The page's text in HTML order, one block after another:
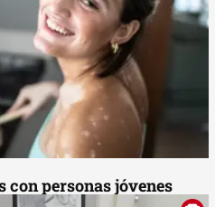
con personas jóvenes